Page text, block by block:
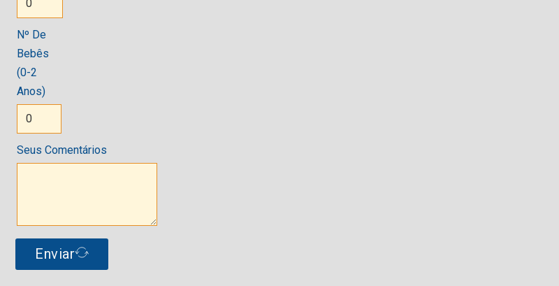
Nº De
Bebês
(0-2
Anos)
Seus Comentários
Enviar